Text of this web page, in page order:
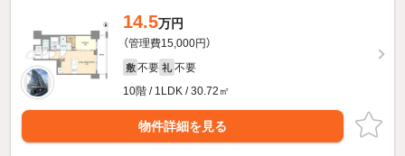
14.5万円
（管理費15,000円）
敷 不要 礼 不要
10階 / 1LDK / 30.72㎡
物件詳細を見る